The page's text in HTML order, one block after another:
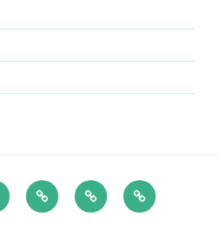
★Nothing
Is
UP-
T
●PRIVATE(覗
き